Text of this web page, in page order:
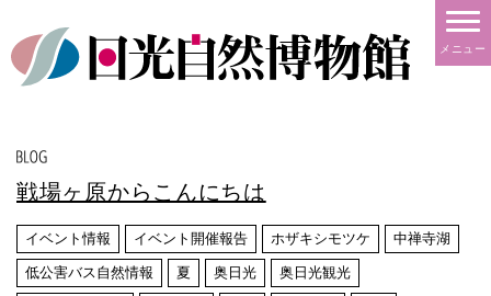
メニュー
戦場ヶ原からこんにちは
イベント情報 イベント開催報告 ホザキシモツケ 中禅寺湖
低公害バス自然情報 夏 奥日光 奥日光観光